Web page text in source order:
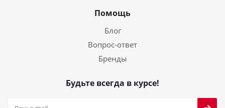
Помощь
Блог
Вопрос-ответ
Бренды
Будьте всегда в курсе!